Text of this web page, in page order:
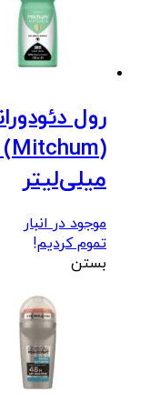
رول
میلی‌لیتر
موجود در انبار
تموم کردیم!
بستن